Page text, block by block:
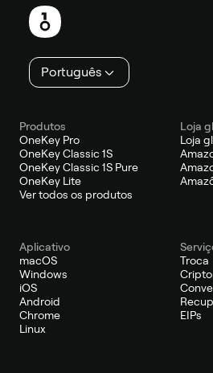
Português
Produtos
OneKey Pro
OneKey Classic 1S
OneKey Classic 1S Pure
OneKey Lite
Ver todos os produtos
Loja
Loja
Aplicativo
macOS
Windows
iOS
Android
Chrome
Linux
Troca
EIPs